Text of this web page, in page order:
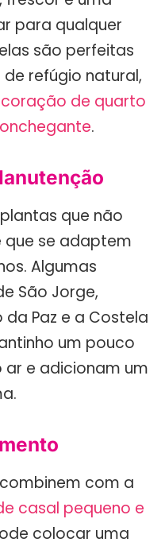
para qualquer
são perfeitas
refúgio natural,
de quarto
.
que não
que se adaptem
Algumas
São Jorge,
da Paz e a Costela
um pouco
ar e adicionam um
com a
casal pequeno e
colocar uma